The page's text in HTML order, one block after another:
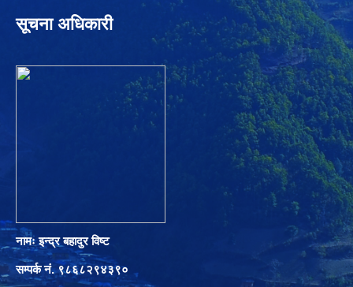
सूचना अधिकारी
नामः इन्द्र बहादुर विष्ट
सम्पर्क नं. ९८६८२९४३९०